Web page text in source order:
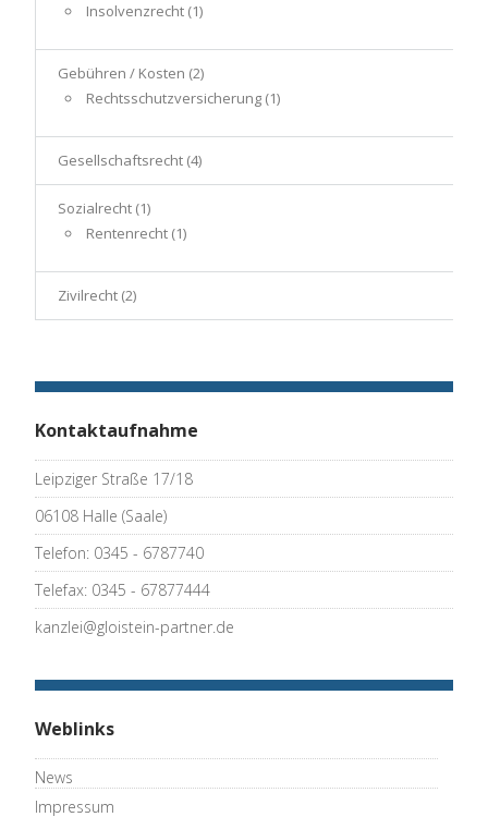
Insolvenzrecht (1)
Gebühren / Kosten (2)
Rechtsschutzversicherung (1)
Gesellschaftsrecht (4)
Sozialrecht (1)
Rentenrecht (1)
Zivilrecht (2)
Kontaktaufnahme
Leipziger Straße 17/18
06108 Halle (Saale)
Telefon: 0345 - 6787740
Telefax: 0345 - 67877444
kanzlei@gloistein-partner.de
Weblinks
News
Impressum